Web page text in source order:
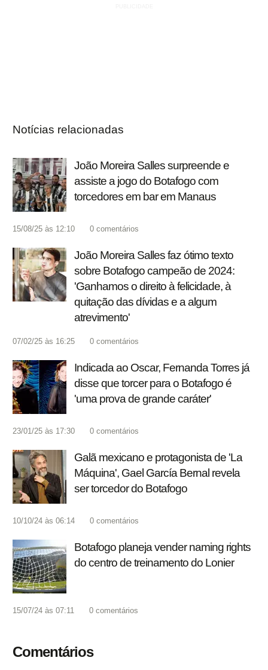
Notícias relacionadas
João Moreira Salles surpreende e
assiste a jogo do Botafogo com
torcedores em bar em Manaus
15/08/25 às 12:10 0 comentários
João Moreira Salles faz ótimo texto
sobre Botafogo campeão de 2024:
'Ganhamos o direito à felicidade, à
quitação das dívidas e a algum
atrevimento'
07/02/25 às 16:25 0 comentários
Indicada ao Oscar, Fernanda Torres já
disse que torcer para o Botafogo é
'uma prova de grande caráter'
23/01/25 às 17:30 0 comentários
Galã mexicano e protagonista de 'La
Máquina', Gael García Bernal revela
ser torcedor do Botafogo
10/10/24 às 06:14 0 comentários
Botafogo planeja vender naming rights
do centro de treinamento do Lonier
15/07/24 às 07:11 0 comentários
Comentários